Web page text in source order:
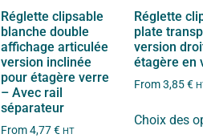
Réglette clipsable
blanche double
affichage articulée
version inclinée
pour étagère verre
– Avec rail
séparateur
From4,77€ HT
Réglette
plate
version
étagère en
From3,85€
Choix des